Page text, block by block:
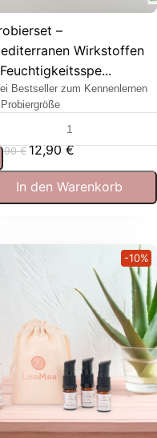
–
Wirkstoffen
Bestseller zum Kennenlernen
€ 12,90€
In den Warenkorb
-10%